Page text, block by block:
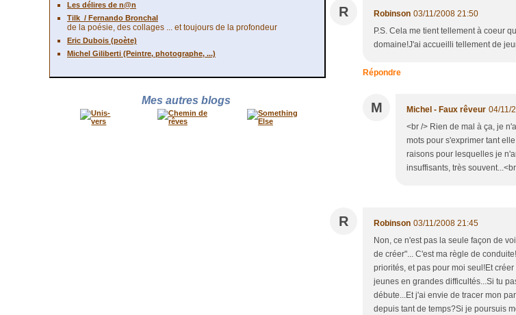
Les délires de n@n
Tilk / Fernando Bronchal
de la poésie, des collages ... et toujours de la profondeur
Eric Dubois (poète)
Michel Giliberti (Peintre, photographe, ...)
Mes autres blogs
R Robinson 03/11/2008 21:50
P.S. Cela me tient tellement à coeur
domaine!J'ai accueilli tellement de
Répondre
M Michel - Faux rêveur 04/11/
<br /> Rien de mal à ça, je
mots pour s'exprimer tant
raisons pour lesquelles je
insuffisants, très
R Robinson 03/11/2008 21:45
Non, ce n'est pas la seule façon de
de créer"... C'est ma règle de
priorités, et pas pour moi seul!Et
jeunes en grandes difficultés...Si tu
débute...Et j'ai envie de tracer mon
depuis tant de temps?Si je poursuis